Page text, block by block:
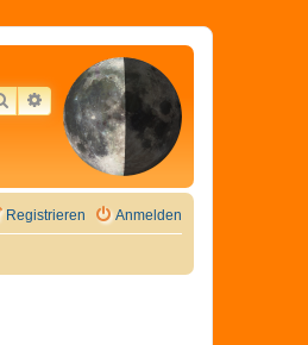
SUCHEERWEITERTE SUCHE
Anmelden
Registrieren